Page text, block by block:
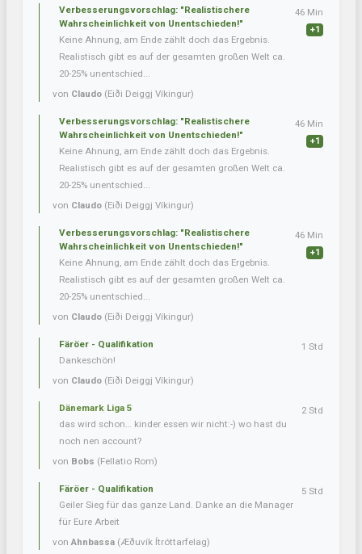
Verbesserungsvorschlag: "Realistischere
Wahrscheinlichkeit von Unentschieden!"
Keine Ahnung, am Ende zählt doch das Ergebnis.
Realistisch gibt es auf der gesamten großen Welt ca.
20-25% unentschied...
von Claudo (Eiði Deiggj Víkingur)
46 Min
+1
Verbesserungsvorschlag: "Realistischere
Wahrscheinlichkeit von Unentschieden!"
Keine Ahnung, am Ende zählt doch das Ergebnis.
Realistisch gibt es auf der gesamten großen Welt ca.
20-25% unentschied...
von Claudo (Eiði Deiggj Víkingur)
46 Min
+1
Verbesserungsvorschlag: "Realistischere
Wahrscheinlichkeit von Unentschieden!"
Keine Ahnung, am Ende zählt doch das Ergebnis.
Realistisch gibt es auf der gesamten großen Welt ca.
20-25% unentschied...
von Claudo (Eiði Deiggj Víkingur)
46 Min
+1
Färöer - Qualifikation
Dankeschön!
von Claudo (Eiði Deiggj Víkingur)
1 Std
Dänemark Liga 5
das wird schon… kinder essen wir nicht:-) wo hast du
noch nen account?
von Bobs (Fellatio Rom)
2 Std
Färöer - Qualifikation
Geiler Sieg für das ganze Land. Danke an die Manager
für Eure Arbeit
vonAhnbassa (Æðuvík Ítróttarfelag)
5 Std